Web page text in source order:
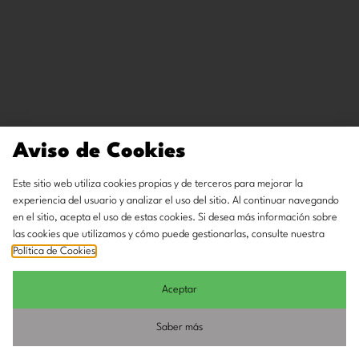
Aviso de Cookies
Este sitio web utiliza cookies propias y de terceros para mejorar la
experiencia del usuario y analizar el uso del sitio. Al continuar navegando
en el sitio, acepta el uso de estas cookies. Si desea más información sobre
las cookies que utilizamos y cómo puede gestionarlas, consulte nuestra
Política de Cookies
Aceptar
Saber más